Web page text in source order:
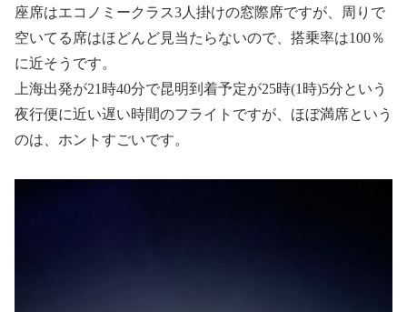
座席はエコノミークラス3人掛けの窓際席ですが、周りで
空いてる席はほどんど見当たらないので、搭乗率は100％
に近そうです。
上海出発が21時40分で昆明到着予定が25時(1時)5分という
夜行便に近い遅い時間のフライトですが、ほぼ満席という
のは、ホントすごいです。